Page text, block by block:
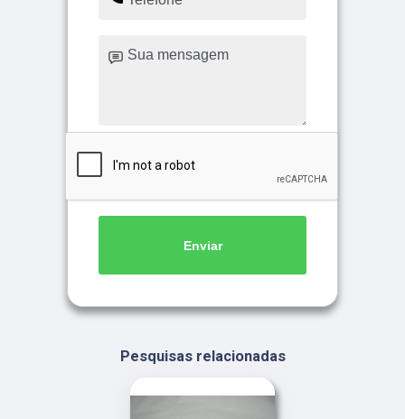
Enviar
Pesquisas relacionadas